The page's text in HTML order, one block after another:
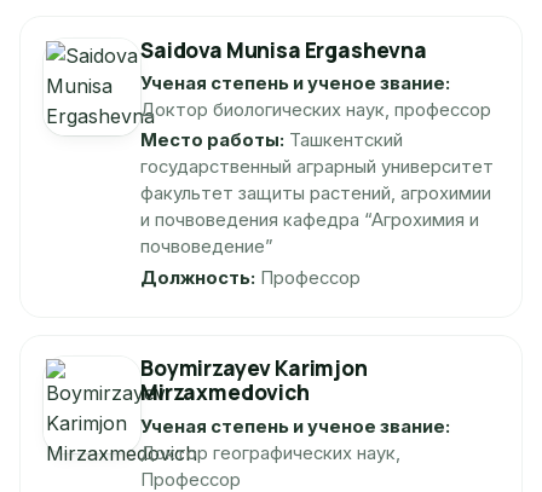
Saidova Munisa Ergashevna
Ученая степень и ученое звание:
Доктор биологических наук, профессор
Место работы: Ташкентский
государственный аграрный университет
факультет защиты растений, агрохимии
и почвоведения кафедра “Агрохимия и
почвоведение”
Должность: Профессор
Boymirzayev Karimjon
Mirzaxmedovich
Ученая степень и ученое звание:
Доктор географических наук,
Профессор